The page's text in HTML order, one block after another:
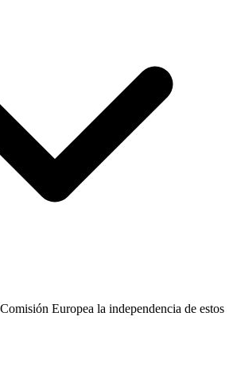
Europea la independencia de estos